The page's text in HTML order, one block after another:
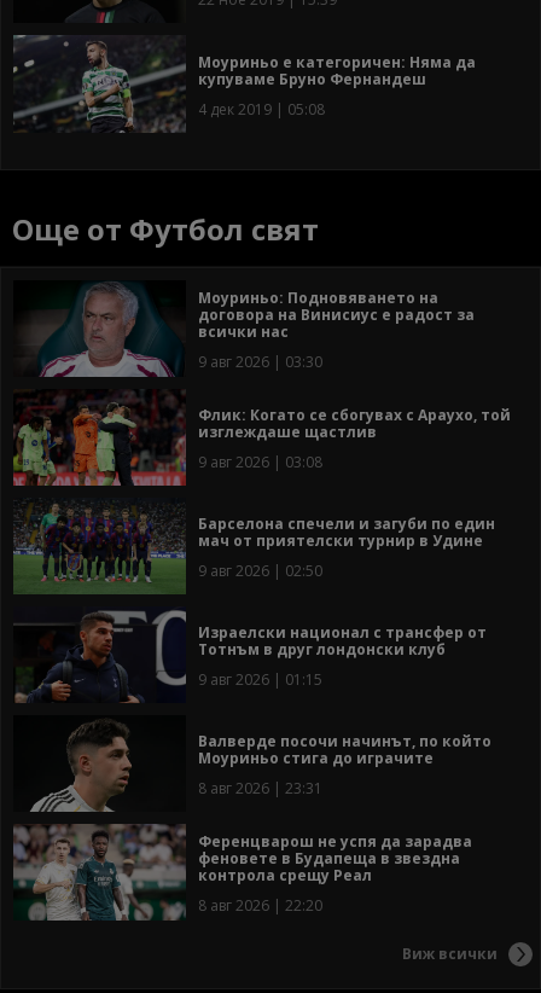
Моуриньо е категоричен: Няма да
купуваме Бруно Фернандеш
4 дек 2019 | 05:08
Още от Футбол свят
Моуриньо: Подновяването на
договора на Винисиус е радост за
всички нас
9 авг 2026 | 03:30
Флик: Когато се сбогувах с Араухо, той
изглеждаше щастлив
9 авг 2026 | 03:08
Барселона спечели и загуби по един
мач от приятелски турнир в Удине
9 авг 2026 | 02:50
Израелски национал с трансфер от
Тотнъм в друг лондонски клуб
9 авг 2026 | 01:15
Валверде посочи начинът, по който
Моуриньо стига до играчите
8 авг 2026 | 23:31
Ференцварош не успя да зарадва
феновете в Будапеща в звездна
контрола срещу Реал
8 авг 2026 | 22:20
Виж всички